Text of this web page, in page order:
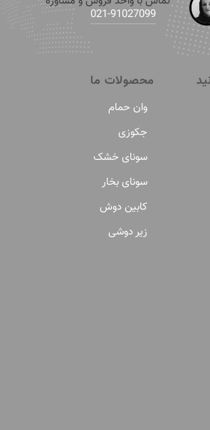
91027099-021
محصولات ما
وان حمام
جکوزی
سونای خشک
سونای بخار
کابین دوش
زیر دوشی